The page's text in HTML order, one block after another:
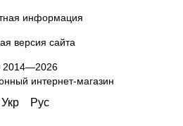
информация
версия сайта
2014—2026
интернет-магазин
Укр Рус